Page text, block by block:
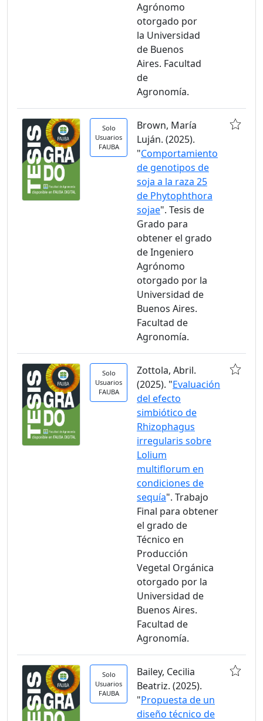
Agrónomo
otorgado por
la Universidad
de Buenos
Aires. Facultad
de
Agronomía.
Solo
Usuarios
FAUBA
Brown, María
Luján. (2025).
"Comportamiento
de genotipos de
soja a la raza 25
de Phytophthora
sojae". Tesis de
Grado para
obtener el grado
de Ingeniero
Agrónomo
otorgado por la
Universidad de
Buenos Aires.
Facultad de
Agronomía.
Solo
Usuarios
FAUBA
Zottola, Abril.
(2025). "Evaluación
del efecto
simbiótico de
Rhizophagus
irregularis sobre
Lolium
multiflorum en
condiciones de
sequía". Trabajo
Final para obtener
el grado de
Técnico en
Producción
Vegetal Orgánica
otorgado por la
Universidad de
Buenos Aires.
Facultad de
Agronomía.
Solo
Usuarios
FAUBA
Bailey, Cecilia
Beatriz. (2025).
"Propuesta de un
diseño técnico de